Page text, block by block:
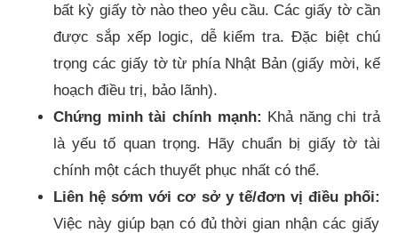
bất kỳ giấy tờ nào theo yêu cầu. Các giấy tờ cần
được sắp xếp logic, dễ kiểm tra. Đặc biệt chú
trọng các giấy tờ từ phía Nhật Bản (giấy mời, kế
hoạch điều trị, bảo lãnh).
Chứng minh tài chính mạnh: Khả năng chi trả
là yếu tố quan trọng. Hãy chuẩn bị giấy tờ tài
chính một cách thuyết phục nhất có thể.
Liên hệ sớm với cơ sở y tế/đơn vị điều phối:
Việc này giúp bạn có đủ thời gian nhận các giấy